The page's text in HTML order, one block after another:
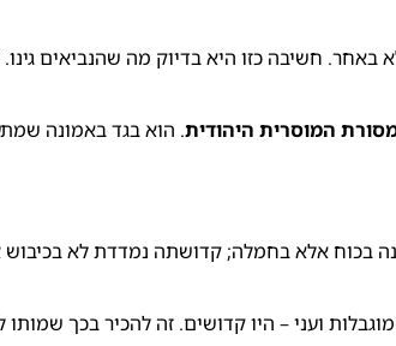
חשיבה כזו היא בדיוק מה שהנביאים
המוסרית היהודית. הוא בגד באמונה
בכוח אלא בחמלה; קדושתה נמדדת לא
ועני – היו קדושים. זה להכיר בכך שמותו